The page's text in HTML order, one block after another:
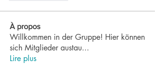
À propos
Willkommen in der Gruppe! Hier können
sich Mitglieder austau...
Lire plus